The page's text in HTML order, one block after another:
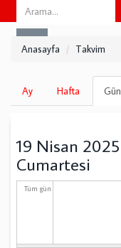
Search
this
Anasayfa Takvim
Birincil
sekmeler
Ay Hafta Gün
19 Nisan 2025
Cumartesi
Tüm gün